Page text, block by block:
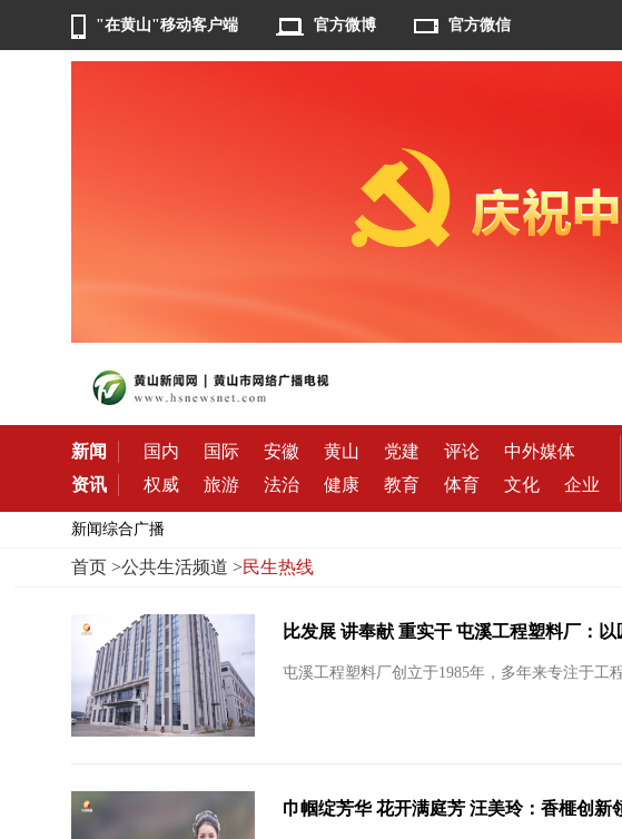
"在黄山"移动客户端 官方微博 官方微信
新闻 国内 国际 安徽 黄山 党建 评论
中外媒体
资讯
权威 旅游 法治 健康 教育 体育 文化 企业
新闻综合广播
首页>公共生活频道 >民生热线
比发展 讲奉献 重实干 屯溪工程塑料厂：
屯溪工程塑料厂创立于1985年，多年来专注于工
巾帼绽芳华 花开满庭芳 汪美玲：香榧创新